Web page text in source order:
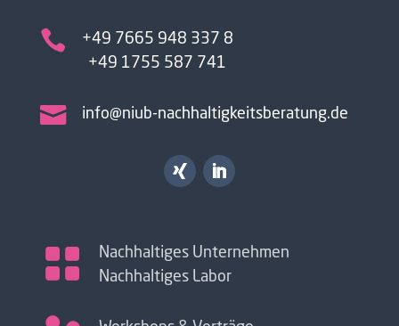

+49 7665 948 337 8
+49 1755 587 741
 info@niub-nachhaltigkeitsberatung.de

Nachhaltiges Unternehmen
Nachhaltiges Labor